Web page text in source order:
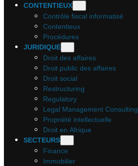
CONTENTIEUX
Contrôle fiscal informatisé
Contentieux
Procédures
JURIDIQUE
Droit des affaires
Droit public des affaires
Droit social
Restructuring
Regulatory
Legal Management Consulting
Propriété intellectuelle
Droit en Afrique
SECTEURS
Finance
Immobilier